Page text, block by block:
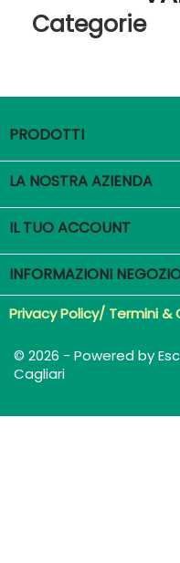
Categorie
PRODOTTI
LA NOSTRA AZIENDA
IL TUO ACCOUNT
INFORMAZIONI
Privacy Policy/ Termini &
© 2026 - Powered by
Cagliari